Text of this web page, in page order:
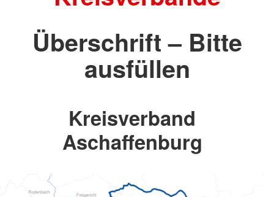
Überschrift – Bitte
ausfüllen
Kreisverband
Aschaffenburg